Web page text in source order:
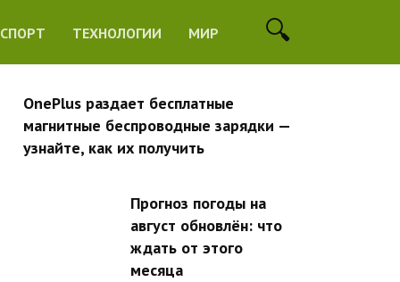
СПОРТ ТЕХНОЛОГИИ МИР
OnePlus раздает бесплатные
магнитные беспроводные зарядки —
узнайте, как их получить
Прогноз погоды на
август обновлён: что
ждать от этого
месяца